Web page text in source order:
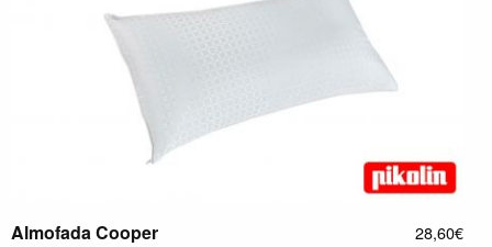
Almofada Cooper 28,60€